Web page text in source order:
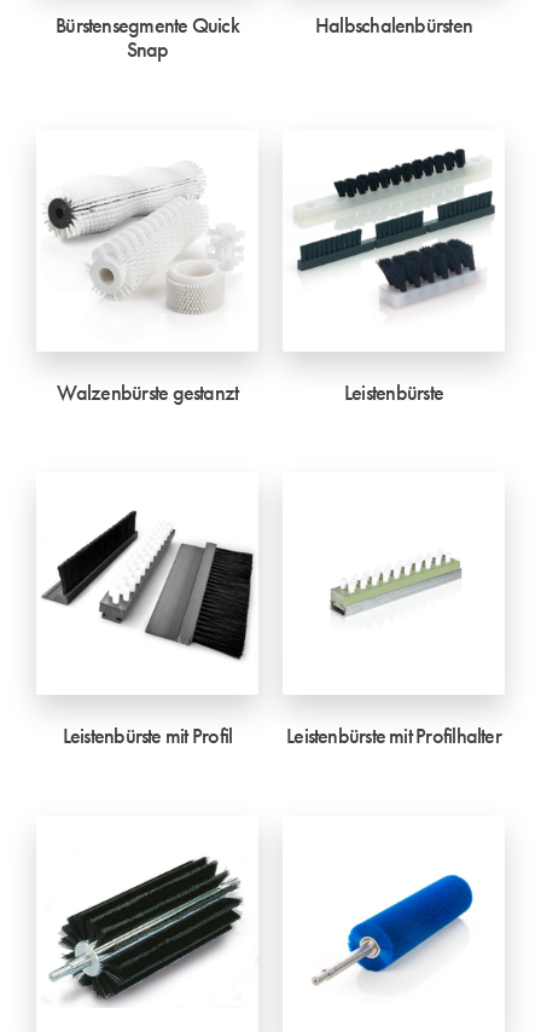
Bürstensegmente Quick
Snap
Halbschalenbürsten
Walzenbürste gestanzt Leistenbürste
Leistenbürste mit Profil Leistenbürste mit Profilhalter